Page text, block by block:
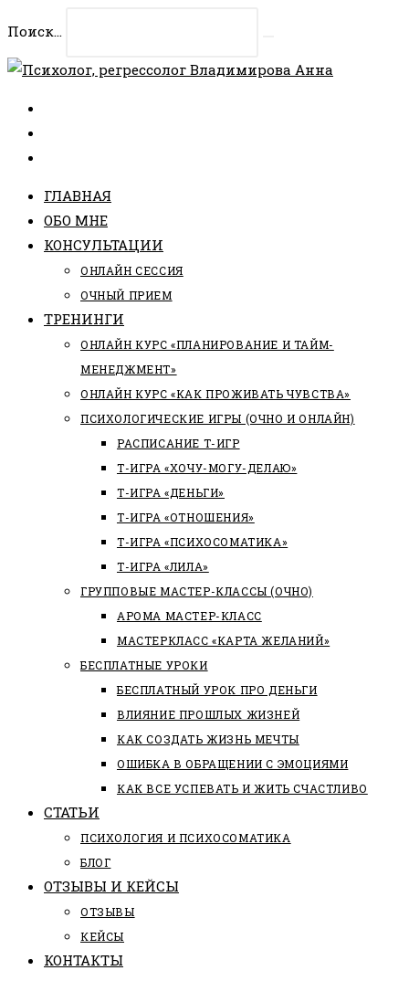
содержимому
Поиск...
ГЛАВНАЯ
ОБО МНЕ
КОНСУЛЬТАЦИИ
ОНЛАЙН СЕССИЯ
ОЧНЫЙ ПРИЕМ
ТРЕНИНГИ
ОНЛАЙН КУРС «ПЛАНИРОВАНИЕ И ТАЙМ-
МЕНЕДЖМЕНТ»
ОНЛАЙН КУРС «КАК ПРОЖИВАТЬ ЧУВСТВА»
ПСИХОЛОГИЧЕСКИЕ ИГРЫ (ОЧНО И ОНЛАЙН)
РАСПИСАНИЕ Т-ИГР
Т-ИГРА «ХОЧУ-МОГУ-ДЕЛАЮ»
Т-ИГРА «ДЕНЬГИ»
Т-ИГРА «ОТНОШЕНИЯ»
Т-ИГРА «ПСИХОСОМАТИКА»
Т-ИГРА «ЛИЛА»
ГРУППОВЫЕ МАСТЕР-КЛАССЫ (ОЧНО)
АРОМА МАСТЕР-КЛАСС
МАСТЕРКЛАСС «КАРТА ЖЕЛАНИЙ»
БЕСПЛАТНЫЕ УРОКИ
БЕСПЛАТНЫЙ УРОК ПРО ДЕНЬГИ
ВЛИЯНИЕ ПРОШЛЫХ ЖИЗНЕЙ
КАК СОЗДАТЬ ЖИЗНЬ МЕЧТЫ
ОШИБКА В ОБРАЩЕНИИ С ЭМОЦИЯМИ
КАК ВСЕ УСПЕВАТЬ И ЖИТЬ СЧАСТЛИВО
СТАТЬИ
ПCИХОЛОГИЯ И ПСИХОСОМАТИКА
БЛОГ
ОТЗЫВЫ И КЕЙСЫ
ОТЗЫВЫ
КЕЙСЫ
КОНТАКТЫ